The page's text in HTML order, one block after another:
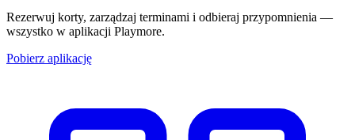
Rezerwuj korty, zarządzaj terminami i odbieraj przypomnienia —
wszystko w aplikacji Playmore.
Pobierz aplikację